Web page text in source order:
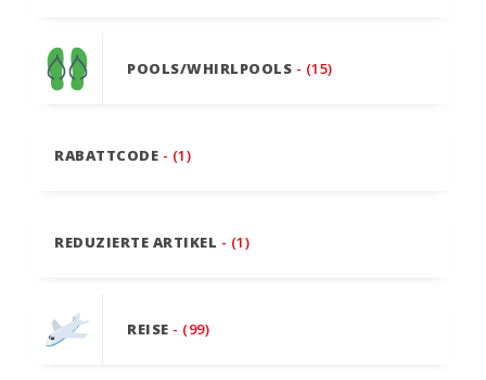
POOLS/WHIRLPOOLS - (15)
RABATTCODE - (1)
REDUZIERTE ARTIKEL - (1)
REISE - (99)